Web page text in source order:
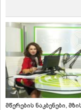
მწერების ნაკბენები,